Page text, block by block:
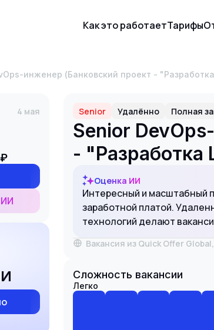
Как это работаетТарифы
инженер (Банковский проект -
4 мая Senior Удалённо Полная
Senior
- "Разработка
Оценка ИИ
Интересный и масштабный
заработной платой.
технологий делают
Вакансия из Quick Offer
Сложность вакансии
Легко